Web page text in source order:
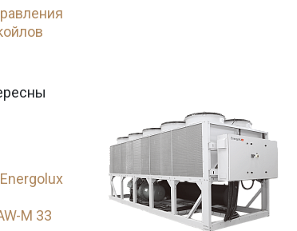
M 33